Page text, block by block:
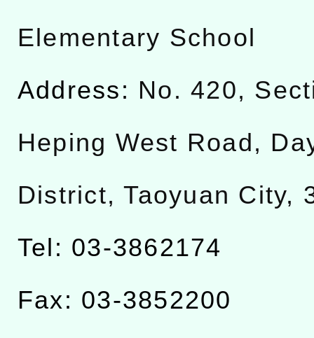
Elementary School
Address: No. 420,
Heping West Road,
District, Taoyuan City,
Tel: 03-3862174
Fax: 03-3852200